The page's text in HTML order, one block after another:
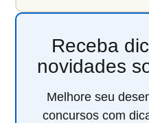
Receba
novidades
Melhore seu
concursos com